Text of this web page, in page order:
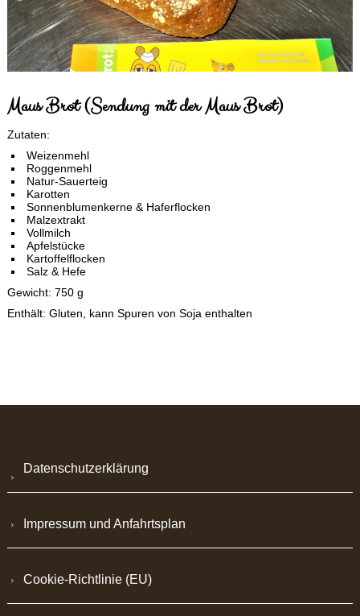
Maus Brot (Sendung mit der Maus Brot)
Zutaten:
Weizenmehl
Roggenmehl
Natur-Sauerteig
Karotten
Sonnenblumenkerne & Haferflocken
Malzextrakt
Vollmilch
Apfelstücke
Kartoffelflocken
Salz & Hefe
Gewicht: 750 g
Enthält: Gluten, kann Spuren von Soja enthalten
Datenschutzerklärung
Impressum und Anfahrtsplan
Cookie-Richtlinie (EU)